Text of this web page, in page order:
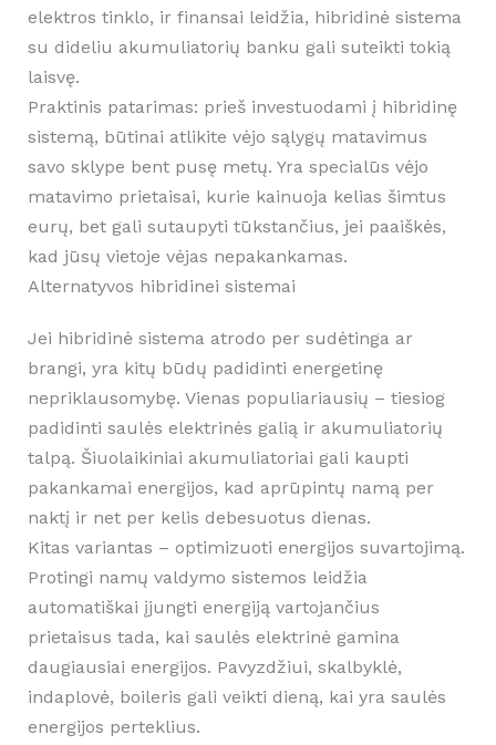
elektros tinklo, ir finansai leidžia, hibridinė sistema
su dideliu akumuliatorių banku gali suteikti tokią
laisvę.
Praktinis patarimas: prieš investuodami į hibridinę
sistemą, būtinai atlikite vėjo sąlygų matavimus
savo sklype bent pusę metų. Yra specialūs vėjo
matavimo prietaisai, kurie kainuoja kelias šimtus
eurų, bet gali sutaupyti tūkstančius, jei paaiškės,
kad jūsų vietoje vėjas nepakankamas.
Alternatyvos hibridinei sistemai
Jei hibridinė sistema atrodo per sudėtinga ar
brangi, yra kitų būdų padidinti energetinę
nepriklausomybę. Vienas populiariausių – tiesiog
padidinti saulės elektrinės galią ir akumuliatorių
talpą. Šiuolaikiniai akumuliatoriai gali kaupti
pakankamai energijos, kad aprūpintų namą per
naktį ir net per kelis debesuotus dienas.
Kitas variantas – optimizuoti energijos suvartojimą.
Protingi namų valdymo sistemos leidžia
automatiškai įjungti energiją vartojančius
prietaisus tada, kai saulės elektrinė gamina
daugiausiai energijos. Pavyzdžiui, skalbyklė,
indaplovė, boileris gali veikti dieną, kai yra saulės
energijos perteklius.